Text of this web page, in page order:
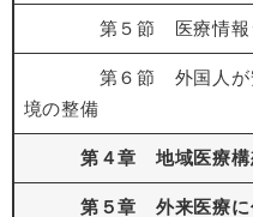
第５節 医療情報シ
第６節 外国人が安心
境の整備
第４章 地域医療構
第５章 外来医療に係